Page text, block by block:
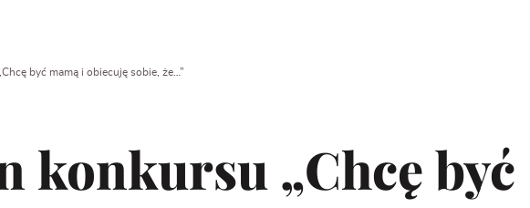
być mamą i obiecuję sobie, że…”
konkursu „Chcę być